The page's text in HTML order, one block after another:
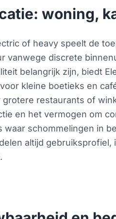
woning,
of heavy speelt de
vanwege discrete
belangrijk zijn, biedt
kleine boetieks en
restaurants of
en het vermogen om
schommelingen in
altijd